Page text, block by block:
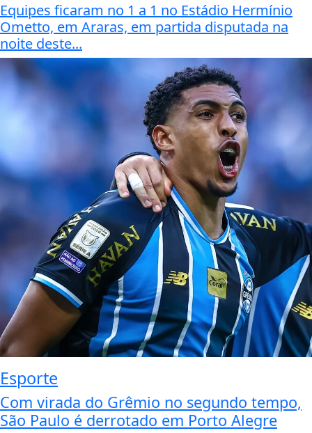
Equipes ficaram no 1 a 1 no Estádio Hermínio
Ometto, em Araras, em partida disputada na
noite deste...
Esporte
Com virada do Grêmio no segundo tempo,
São Paulo é derrotado em Porto Alegre